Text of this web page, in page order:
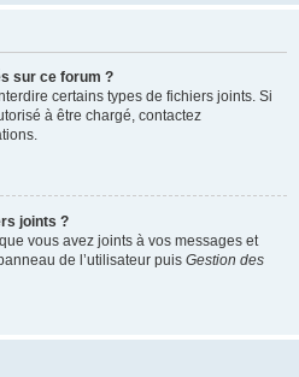
sur ce forum ?
certains types de fichiers joints. Si
à être chargé, contactez
joints ?
vous avez joints à vos messages et
de l’utilisateur puis Gestion des